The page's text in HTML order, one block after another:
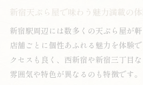
新宿天ぷら屋で味わう魅力満載の
新宿駅周辺には数多くの天ぷら屋が
店舗ごとに個性あふれる魅力を体験
クセスも良く、西新宿や新宿三丁目
雰囲気や特色が異なるのも特徴です。